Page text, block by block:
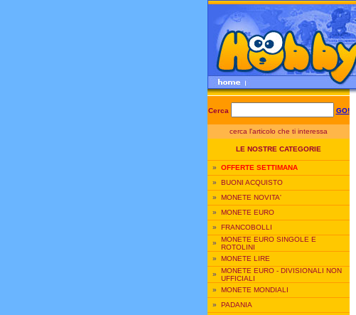
Cerca GO!
cerca l'articolo che ti interessa
LE NOSTRE CATEGORIE
» OFFERTE SETTIMANA
» BUONI ACQUISTO
» MONETE NOVITA'
» MONETE EURO
» FRANCOBOLLI
» MONETE EURO SINGOLE E
ROTOLINI
» MONETE LIRE
» MONETE EURO - DIVISIONALI NON
UFFICIALI
» MONETE MONDIALI
» PADANIA